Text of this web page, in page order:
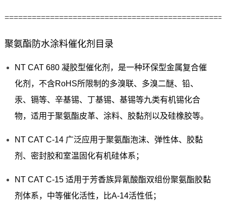
聚氨酯防水涂料催化剂目录
NT CAT 680 凝胶型催化剂，是一种环保型金属复合催
化剂，不含RoHS所限制的多溴联、多溴二醚、铅、
汞、镉等、辛基锡、丁基锡、基锡等九类有机锡化合
物，适用于聚氨酯皮革、涂料、胶黏剂以及硅橡胶等。
NT CAT C-14 广泛应用于聚氨酯泡沫、弹性体、胶黏
剂、密封胶和室温固化有机硅体系；
NT CAT C-15 适用于芳香族异氰酸酯双组份聚氨酯胶黏
剂体系，中等催化活性，比A-14活性低；